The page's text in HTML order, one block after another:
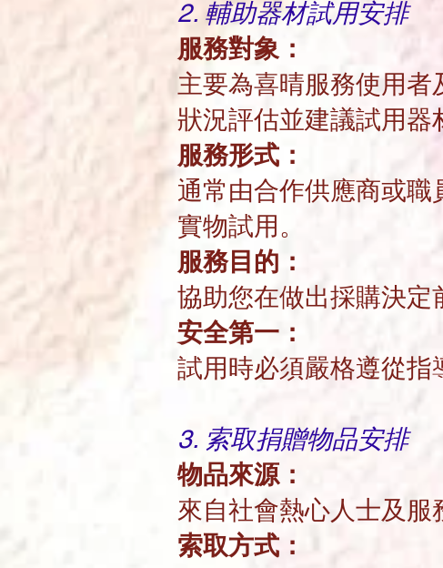
2. 輔助器材試用安排
服務對象：
主要為喜晴服務使用
狀況評估並建議試用器
服務形式：
通常由合作供應商或
實物試用。
服務目的：
協助您在做出採購決定
安全第一：
試用時必須嚴格遵從
3. 索取捐贈物品安排
物品來源：
來自社會熱心人士及服
索取方式：